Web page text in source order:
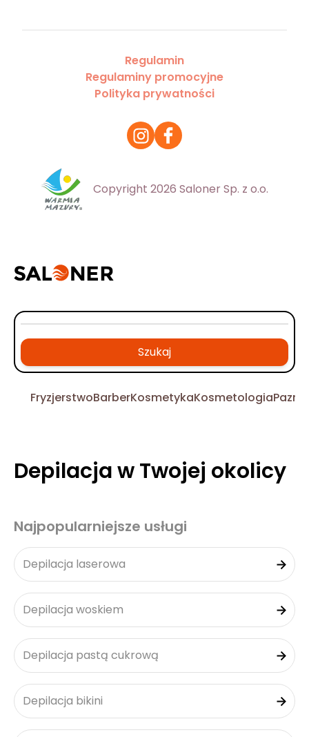
Regulamin
Regulaminy promocyjne
Polityka prywatności
Copyright 2026 Saloner Sp. z o.o.
Szukaj
FryzjerstwoBarberKosmetykaKosmetologia
Depilacja w Twojej okolicy
Najpopularniejsze usługi
Depilacja laserowa
Depilacja woskiem
Depilacja pastą cukrową
Depilacja bikini